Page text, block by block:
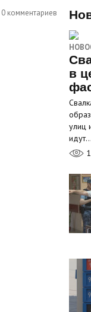
0 комментариев
в
улиц
идут…